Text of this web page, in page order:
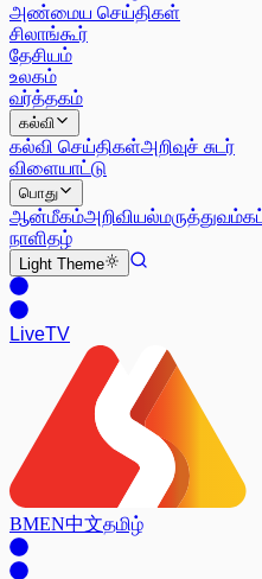
அண்மைய செய்திகள்
சிலாங்கூர்
தேசியம்
உலகம்
வர்த்தகம்
கல்வி
கல்வி செய்திகள்அறிவுச் சுடர்
விளையாட்டு
பொது
ஆன்மீகம்அறிவியல்மருத்துவம்
நாளிதழ்
Light Theme
LiveTV
BMEN中文தமிழ்